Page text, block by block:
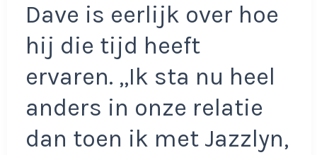
Dave is eerlijk over hoe
hij die tijd heeft
ervaren. ,,Ik sta nu heel
anders in onze relatie
dan toen ik met Jazzlyn,